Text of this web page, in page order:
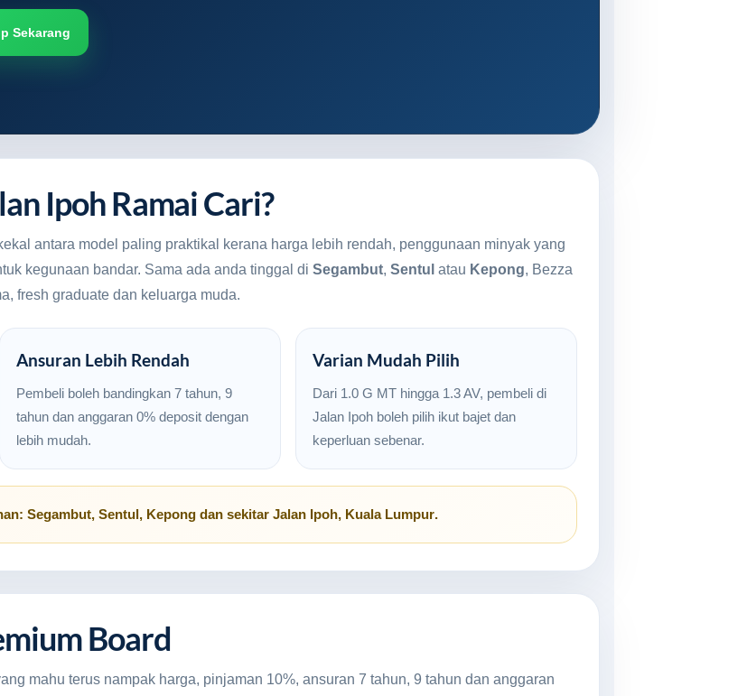
Sekarang
Ipoh Ramai Cari?
antara model paling praktikal kerana harga lebih rendah, penggunaan minyak yang
kegunaan bandar. Sama ada anda tinggal di Segambut, Sentul atau Kepong, Bezza
fresh graduate dan keluarga muda.
Ansuran Lebih Rendah
Pembeli boleh bandingkan 7 tahun, 9
tahun dan anggaran 0% deposit dengan
lebih mudah.
Varian Mudah Pilih
Dari 1.0 G MT hingga 1.3 AV, pembeli di
Jalan Ipoh boleh pilih ikut bajet dan
keperluan sebenar.
Segambut, Sentul, Kepong dan sekitar Jalan Ipoh, Kuala Lumpur.
Board
mahu terus nampak harga, pinjaman 10%, ansuran 7 tahun, 9 tahun dan anggaran